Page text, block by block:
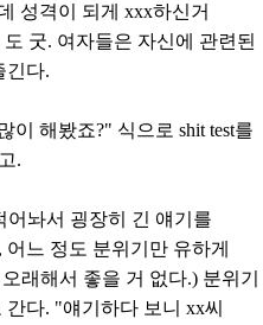
성격이 되게 xxx하신거
굿. 여자들은 자신에 관련된
긴다.
이 해봤죠?" 식으로 shit test를
.
놔서 굉장히 긴 얘기를
느 정도 분위기만 유하게
래해서 좋을 거 없다.) 분위기
다. "얘기하다 보니 xx씨